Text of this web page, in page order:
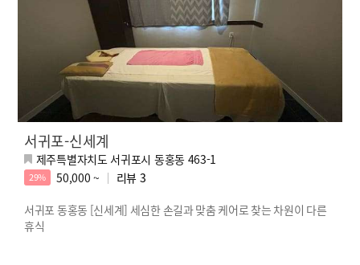
서귀포-신세계
제주특별자치도 서귀포시 동홍동 463-1
29% 50,000 ~ 리뷰 3
서귀포 동홍동 [신세계] 세심한 손길과 맞춤 케어로 찾는 차원이 다른
휴식